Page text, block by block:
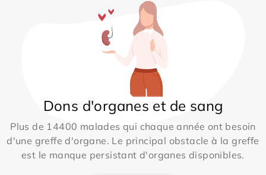
Dons d'organes et de sang
Plus de 14400 malades qui chaque année ont besoin
d'une greffe d'organe. Le principal obstacle à la greffe
est le manque persistant d'organes disponibles.